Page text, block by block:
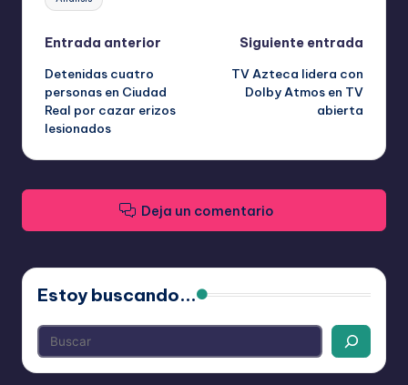
Navegación
de
entradas
Entrada anterior
Detenidas cuatro
personas en Ciudad
Real por cazar erizos
lesionados
Siguiente entrada
TV Azteca lidera con
Dolby Atmos en TV
abierta
Deja un comentario
Estoy buscando...